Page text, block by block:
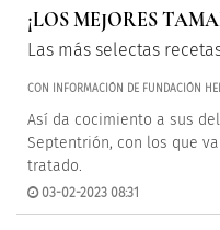
¡LOS MEJORES
Las más selectas
CON INFORMACIÓN DE FUNDACIÓN
Así da cocimiento a sus
Septentrión, con los que
tratado.
03-02-2023 08:31